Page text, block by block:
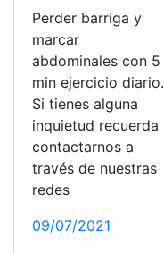
Perder barriga y
marcar
abdominales con 5
min ejercicio diario.
Si tienes alguna
inquietud recuerda
contactarnos a
través de nuestras
redes
09/07/2021